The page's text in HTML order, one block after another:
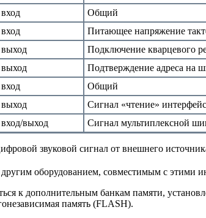
вход
Общий
вход
Питающее напряжение
выход
Подключение кварцевого
выход
Подтверждение адреса на
вход
Общий
выход
Сигнал «чтение»
вход/выход Сигнал мультиплексной
звуковой сигнал от внешнего
оборудованием, совместимым с этими
к дополнительным банкам памяти,
память (FLASH).